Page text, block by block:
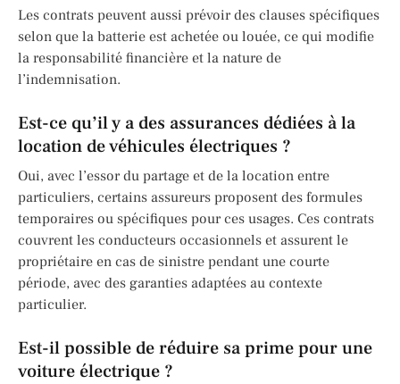
Les contrats peuvent aussi prévoir des clauses spécifiques
selon que la batterie est achetée ou louée, ce qui modifie
la responsabilité financière et la nature de
l’indemnisation.
Est-ce qu’il y a des assurances dédiées à la
location de véhicules électriques ?
Oui, avec l’essor du partage et de la location entre
particuliers, certains assureurs proposent des formules
temporaires ou spécifiques pour ces usages. Ces contrats
couvrent les conducteurs occasionnels et assurent le
propriétaire en cas de sinistre pendant une courte
période, avec des garanties adaptées au contexte
particulier.
Est-il possible de réduire sa prime pour une
voiture électrique ?